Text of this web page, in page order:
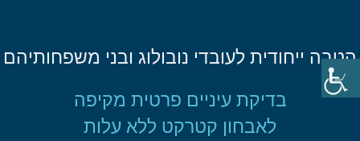
הטבה ייחודית לעובדי נובולוג ובני משפחותיהם
בדיקת עיניים פרטית מקיפה
לאבחון קטרקט ללא עלות